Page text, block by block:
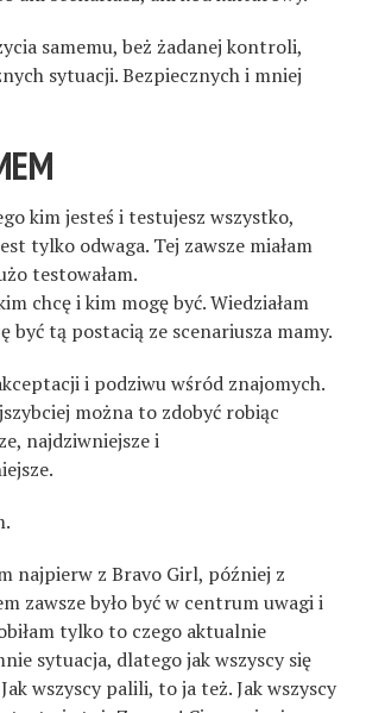
samemu, beż żadanej kontroli,
sytuacji. Bezpiecznych i mniej
kim jesteś i testujesz wszystko,
tylko odwaga. Tej zawsze miałam
testowałam.
chcę i kim mogę być. Wiedziałam
być tą postacią ze scenariusza mamy.
i podziwu wśród znajomych.
można to zdobyć robiąc
najdziwniejsze i
najpierw z Bravo Girl, później z
zawsze było być w centrum uwagi i
tylko to czego aktualnie
sytuacja, dlatego jak wszyscy się
wszyscy palili, to ja też. Jak wszyscy